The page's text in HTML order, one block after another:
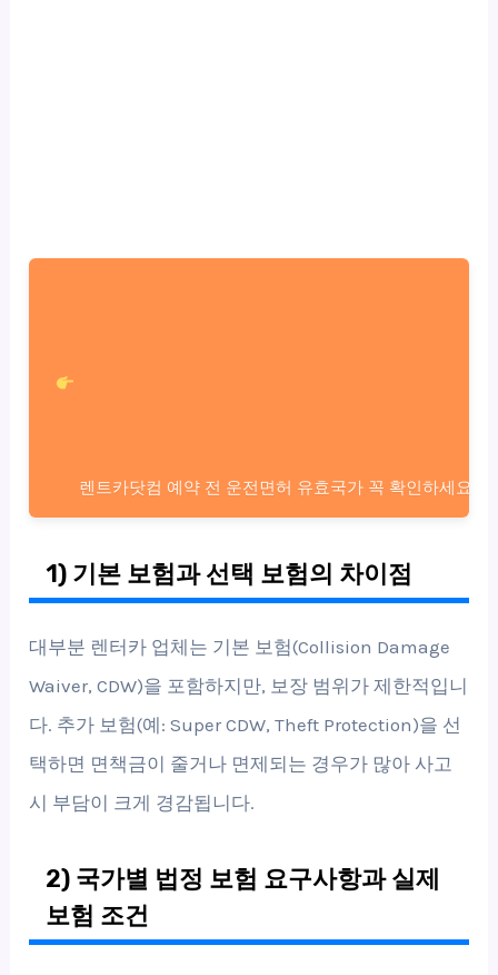
렌트카닷컴 예약 전 운전면허 유효국가 꼭 확인하세요
1) 기본 보험과 선택 보험의 차이점
대부분 렌터카 업체는 기본 보험(Collision Damage
Waiver, CDW)을 포함하지만, 보장 범위가 제한적입니
다. 추가 보험(예: Super CDW, Theft Protection)을 선
택하면 면책금이 줄거나 면제되는 경우가 많아 사고
시 부담이 크게 경감됩니다.
2) 국가별 법정 보험 요구사항과 실제
보험 조건